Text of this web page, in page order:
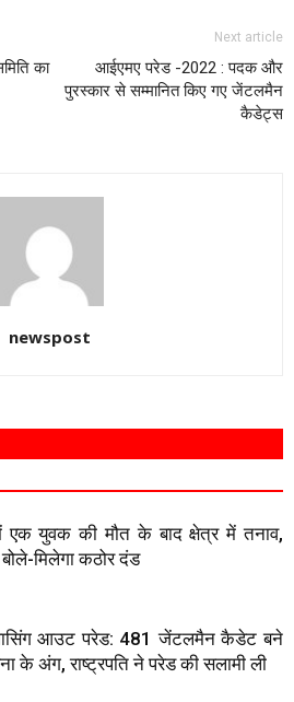
का
Next article
आईएमए परेड -2022 : पदक और
पुरस्कार से सम्मानित किए गए जेंटलमैन
कैडेट्स
newspost
एक युवक की मौत के बाद क्षेत्र में तनाव,
मिलेगा कठोर दंड
आउट परेड: 481 जेंटलमैन कैडेट बने
के अंग, राष्ट्रपति ने परेड की सलामी ली